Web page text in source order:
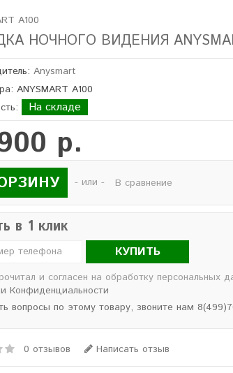
A100
НОЧНОГО ВИДЕНИЯ
Anysmart
ANYSMART A100
На складе
р.
- или - В сравнение
в 1 клик
КУПИТЬ
и согласен на обработку персональных
Конфиденциальности
вопросы по этому товару, звоните нам
0 отзывов Написать отзыв